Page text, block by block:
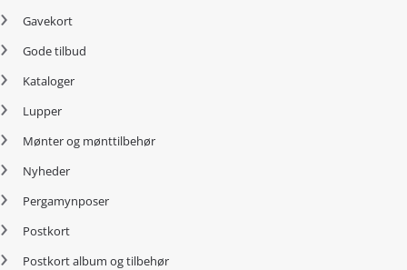
Gavekort
Gode tilbud
Kataloger
Lupper
Mønter og mønttilbehør
Nyheder
Pergamynposer
Postkort
Postkort album og tilbehør